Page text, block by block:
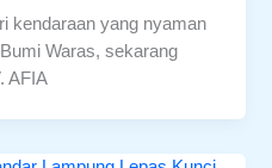
kendaraan yang nyaman
Waras, sekarang
AFIA